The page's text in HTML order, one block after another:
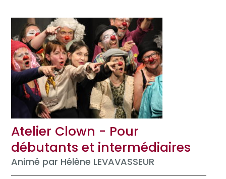
Atelier Clown - Pour
débutants et intermédiaires
Animé par Hélène LEVAVASSEUR